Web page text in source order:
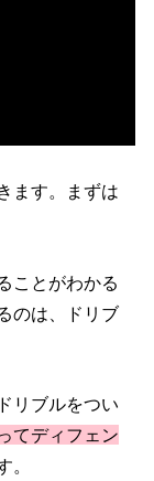
ます。まずは
ことがわかる
のは、ドリブ
リブルをつい
てディフェン
。